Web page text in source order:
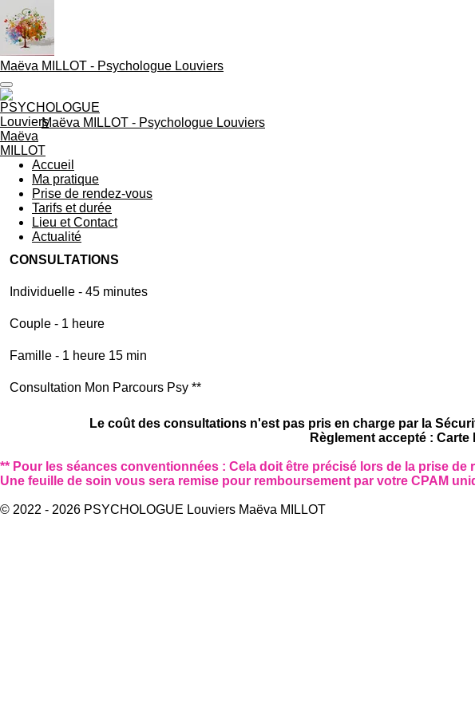
Passer
au
contenu
principal
Maëva MILLOT - Psychologue Louviers
Maëva MILLOT - Psychologue Louviers
Accueil
Ma pratique
Prise de rendez-vous
Tarifs et durée
Lieu et Contact
Actualité
CONSULTATIONS
Individuelle - 45 minutes
Couple - 1 heure
Famille - 1 heure 15 min
Consultation Mon Parcours Psy **
Le coût des consultations n'est pas pris en charge par la
Règlement accepté :
** Pour les séances conventionnées : Cela doit être précisé lors de la prise
Une feuille de soin vous sera remise pour remboursement par votre CPAM
© 2022 - 2026 PSYCHOLOGUE Louviers Maëva MILLOT